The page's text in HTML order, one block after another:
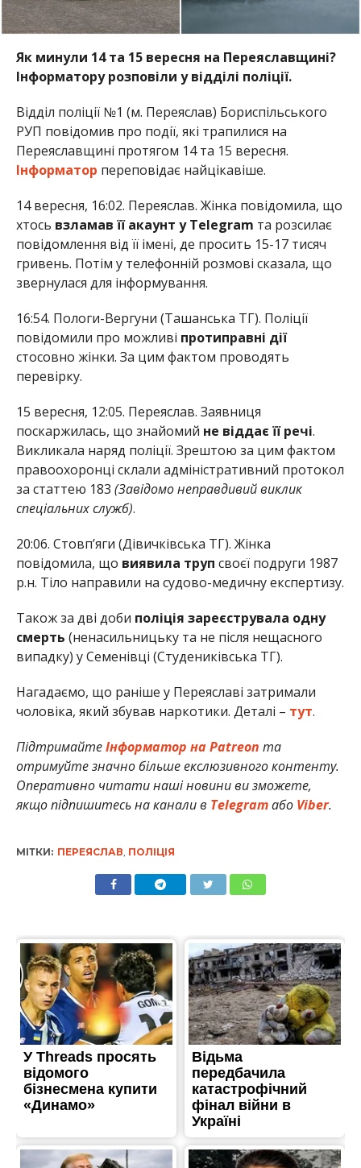
Як минули 14 та 15 вересня на Переяславщині?
Інформатору розповіли у відділі поліції.
Відділ поліції №1 (м. Переяслав) Бориспільського
РУП повідомив про події, які трапилися на
Переяславщині протягом 14 та 15 вересня.
Інформатор переповідає найцікавіше.
14 вересня, 16:02. Переяслав. Жінка повідомила, що
хтось взламав її акаунт у Telegram та розсилає
повідомлення від її імені, де просить 15-17 тисяч
гривень. Потім у телефонній розмові сказала, що
звернулася для інформування.
16:54. Пологи-Вергуни (Ташанська ТГ). Поліції
повідомили про можливі протиправні дії
стосовно жінки. За цим фактом проводять
перевірку.
15 вересня, 12:05. Переяслав. Заявниця
поскаржилась, що знайомий не віддає її речі.
Викликала наряд поліції. Зрештою за цим фактом
правоохоронці склали адміністративний протокол
за статтею 183 (Завідомо неправдивий виклик
спеціальних служб).
20:06. Стовп’яги (Дівичківська ТГ). Жінка
повідомила, що виявила труп своєї подруги 1987
р.н. Тіло направили на судово-медичну експертизу.
Також за дві доби поліція зареєструвала одну
смерть (ненасильницьку та не після нещасного
випадку) у Семенівці (Студениківська ТГ).
Нагадаємо, що раніше у Переяславі затримали
чоловіка, який збував наркотики. Деталі – тут.
ПідтримайтеІнформатор на Patreon та
отримуйте значно більше екслюзивного контенту.
Оперативно читати наші новини ви зможете,
якщо підпишитесь на канали в Telegramабо Viber.
МІТКИ: ПЕРЕЯСЛАВ ПОЛІЦІЯ